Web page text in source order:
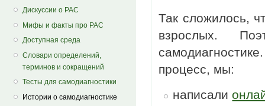
Дискуссии о РАС
Мифы и факты про РАС
Доступная среда
Словари определений,
терминов и сокращений
Тесты для самодиагностики
Истории о самодиагностике
Так сложилось,
взрослых.
процесс, мы:
написали